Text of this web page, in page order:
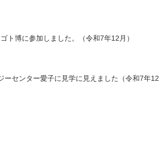
ト博に参加しました。（令和7年12月）
センター愛子に見学に見えました（令和7年12